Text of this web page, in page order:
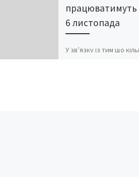
працюватимуть
6 листопада
У зв’язку із тим що